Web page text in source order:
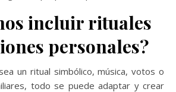
incluir rituales
personales?
un ritual simbólico, música, votos o
todo se puede adaptar y crear